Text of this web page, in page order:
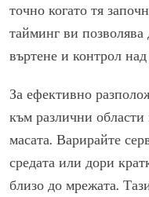
точно когато тя
тайминг ви
въртене и контрол
За ефективно
към различни
масата. Варирайте
средата или дори
близо до мрежата.